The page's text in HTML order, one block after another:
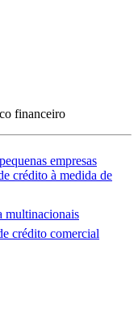
financeiro
empresas
crédito à medida de
multinacionais
crédito comercial